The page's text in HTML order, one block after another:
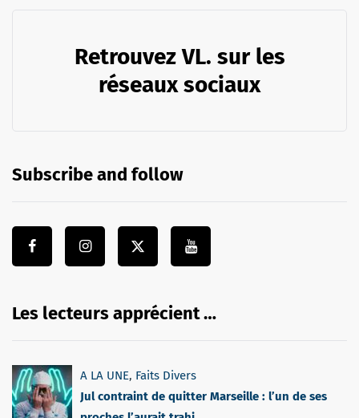
Retrouvez VL. sur les
réseaux sociaux
Subscribe and follow
Les lecteurs apprécient …
A LA UNE, Faits Divers
Jul contraint de quitter Marseille : l’un de ses